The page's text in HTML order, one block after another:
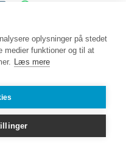
Juridisk
GTC
Beskyttelse af data
Aftryk
oplysninger på stedet
medier funktioner og til at
Læs mere